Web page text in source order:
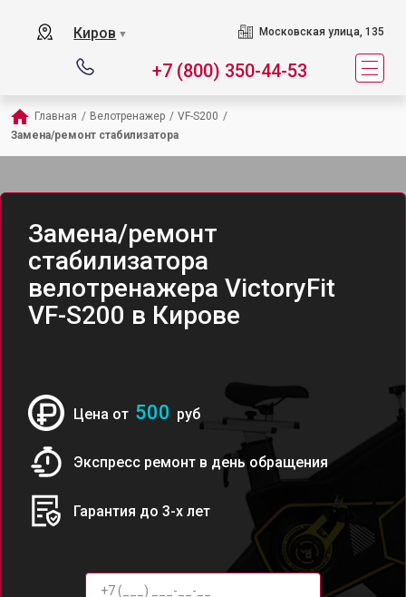
Киров ▼ Московская улица, 135
+7 (800) 350-44-53
Главная / Велотренажер / VF-S200 /
Замена/ремонт стабилизатора
Замена/ремонт
стабилизатора
велотренажера VictoryFit
VF-S200 в Кирове
Цена от 500 руб
Экспресс ремонт в день обращения
Гарантия до 3-х лет